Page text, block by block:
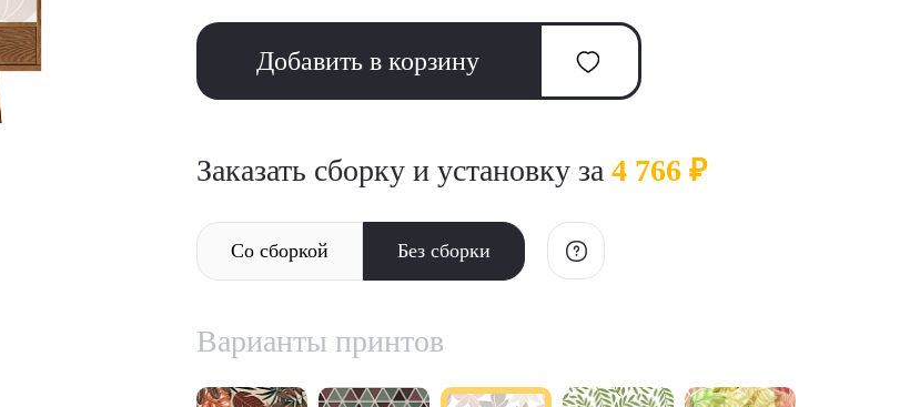
Добавить в корзину
Заказать сборку и установку за 4 766 ₽
Со сборкой Без сборки
Варианты принтов